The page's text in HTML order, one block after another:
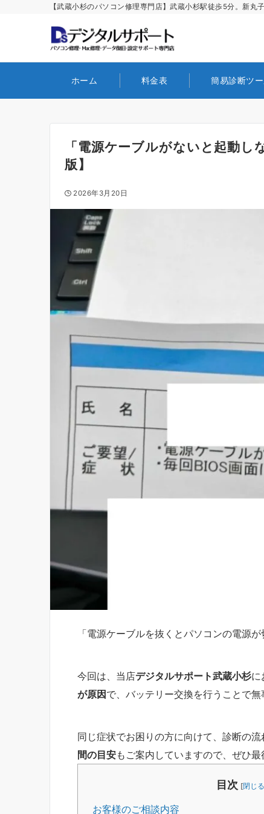
【武蔵小杉のパソコン修理専門店】武蔵小杉駅徒歩5分。新
ホーム 料金表 簡易診断ツ
「電源ケーブルがないと起動
版】
2026年3月20日
「電源ケーブルを抜くとパソコンの電源
今回は、当店デジタルサポート武蔵小杉に
が原因 で、バッテリー交換を行うことで無
同じ症状でお困りの方に向けて、診断の
間の目安もご案内していますので、ぜひ最
目次 [閉じる
お客様のご相談内容